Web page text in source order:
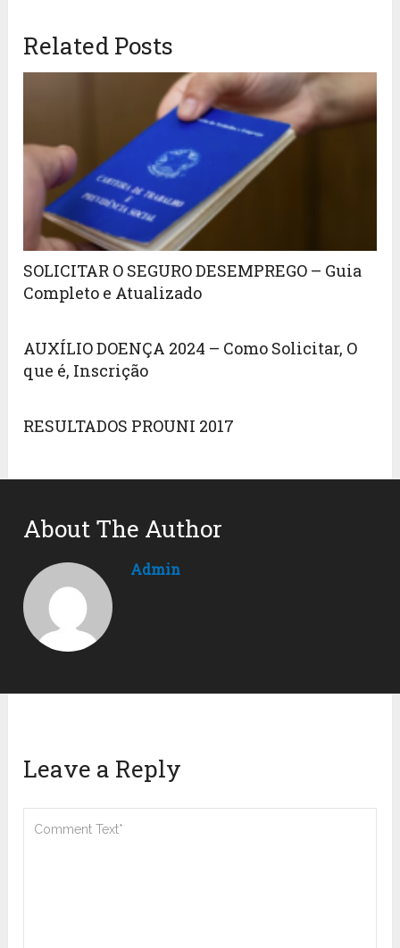
Related Posts
SOLICITAR O SEGURO DESEMPREGO – Guia
Completo e Atualizado
AUXÍLIO DOENÇA 2024 – Como Solicitar, O
que é, Inscrição
RESULTADOS PROUNI 2017
About The Author
Admin
Leave a Reply